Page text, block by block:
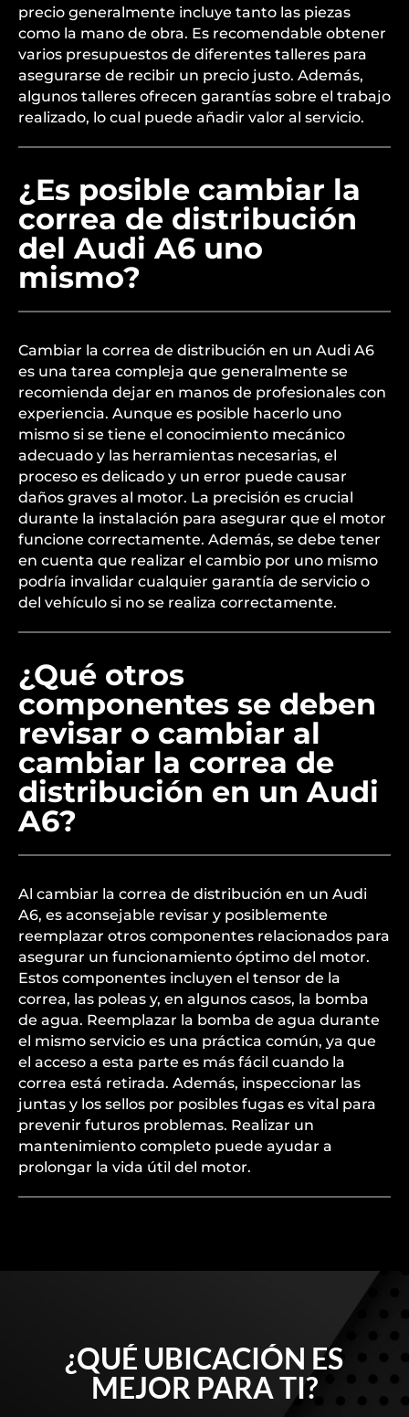
precio generalmente incluye tanto las piezas
como la mano de obra. Es recomendable obtener
varios presupuestos de diferentes talleres para
asegurarse de recibir un precio justo. Además,
algunos talleres ofrecen garantías sobre el trabajo
realizado, lo cual puede añadir valor al servicio.
¿Es posible cambiar la
correa de distribución
del Audi A6 uno
mismo?
Cambiar la correa de distribución en un Audi A6
es una tarea compleja que generalmente se
recomienda dejar en manos de profesionales con
experiencia. Aunque es posible hacerlo uno
mismo si se tiene el conocimiento mecánico
adecuado y las herramientas necesarias, el
proceso es delicado y un error puede causar
daños graves al motor. La precisión es crucial
durante la instalación para asegurar que el motor
funcione correctamente. Además, se debe tener
en cuenta que realizar el cambio por uno mismo
podría invalidar cualquier garantía de servicio o
del vehículo si no se realiza correctamente.
¿Qué otros
componentes se deben
revisar o cambiar al
cambiar la correa de
distribución en un Audi
A6?
Al cambiar la correa de distribución en un Audi
A6, es aconsejable revisar y posiblemente
reemplazar otros componentes relacionados para
asegurar un funcionamiento óptimo del motor.
Estos componentes incluyen el tensor de la
correa, las poleas y, en algunos casos, la bomba
de agua. Reemplazar la bomba de agua durante
el mismo servicio es una práctica común, ya que
el acceso a esta parte es más fácil cuando la
correa está retirada. Además, inspeccionar las
juntas y los sellos por posibles fugas es vital para
prevenir futuros problemas. Realizar un
mantenimiento completo puede ayudar a
prolongar la vida útil del motor.
¿QUÉ UBICACIÓN ES
MEJOR PARA TI?